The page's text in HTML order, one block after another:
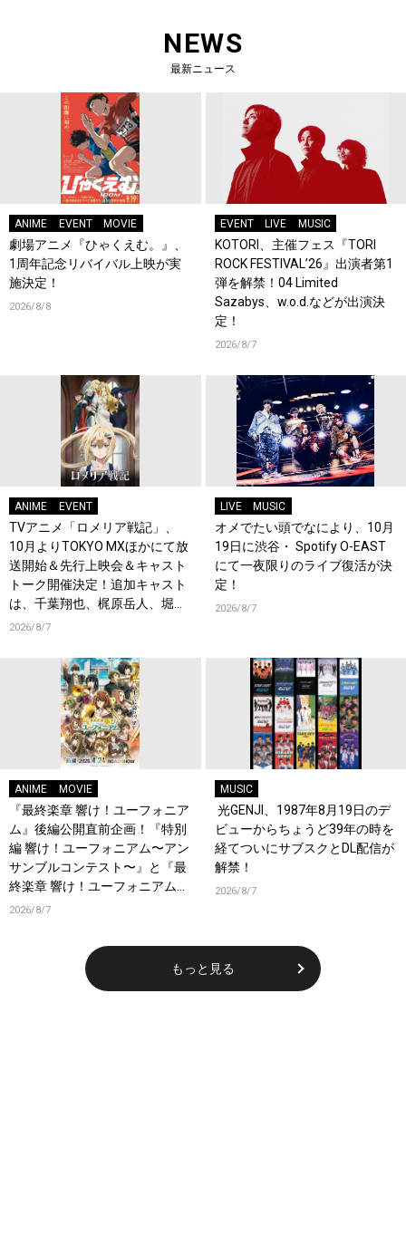
NEWS
最新ニュース
ANIME EVENT MOVIE
劇場アニメ『ひゃくえむ。』、
1周年記念リバイバル上映が実
施決定！
2026/8/8
EVENT LIVE MUSIC
KOTORI、主催フェス『TORI
ROCK FESTIVAL’26』出演者第1
弾を解禁！04 Limited
Sazabys、w.o.d.などが出演決
定！
2026/8/7
ANIME EVENT
TVアニメ「ロメリア戦記」、
10月よりTOKYO MXほかにて放
送開始＆先行上映会＆キャスト
トーク開催決定！追加キャスト
は、千葉翔也、梶原岳人、堀江
瞬、綿貫竜之介！PV第1弾公
2026/8/7
LIVE MUSIC
オメでたい頭でなにより、10月
19日に渋谷・ Spotify O-EAST
にて一夜限りのライブ復活が決
定！
2026/8/7
ANIME MOVIE
『最終楽章 響け！ユーフォニア
ム』後編公開直前企画！『特別
編 響け！ユーフォニアム〜アン
サンブルコンテスト〜』と『最
終楽章 響け！ユーフォニアム』
前編の一挙上映が決定！
2026/8/7
MUSIC
光GENJI、1987年8月19日のデ
ビューからちょうど39年の時を
経てついにサブスクとDL配信が
解禁！
2026/8/7
もっと見る